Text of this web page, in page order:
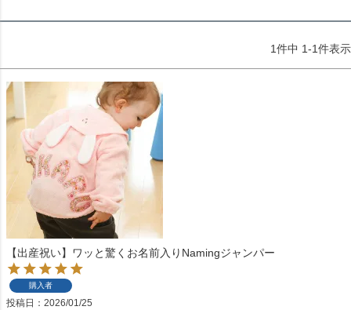
1件中 1-1件表示
【出産祝い】ワッと驚くお名前入りNamingジャンパー
購入者
投稿日 2026/01/25